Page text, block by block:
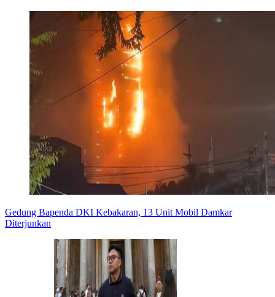
Gedung Bapenda DKI Kebakaran, 13 Unit Mobil Damkar
Diterjunkan